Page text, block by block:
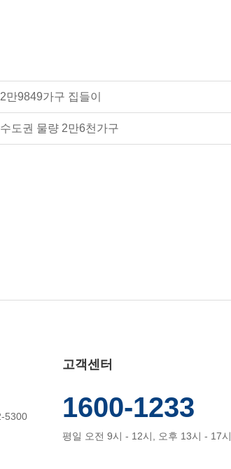
만9849가구 집들이
도권 물량 2만6천가구
5300
고객센터
1600-1233
평일 오전 9시 - 12시, 오후 13시 - 17시